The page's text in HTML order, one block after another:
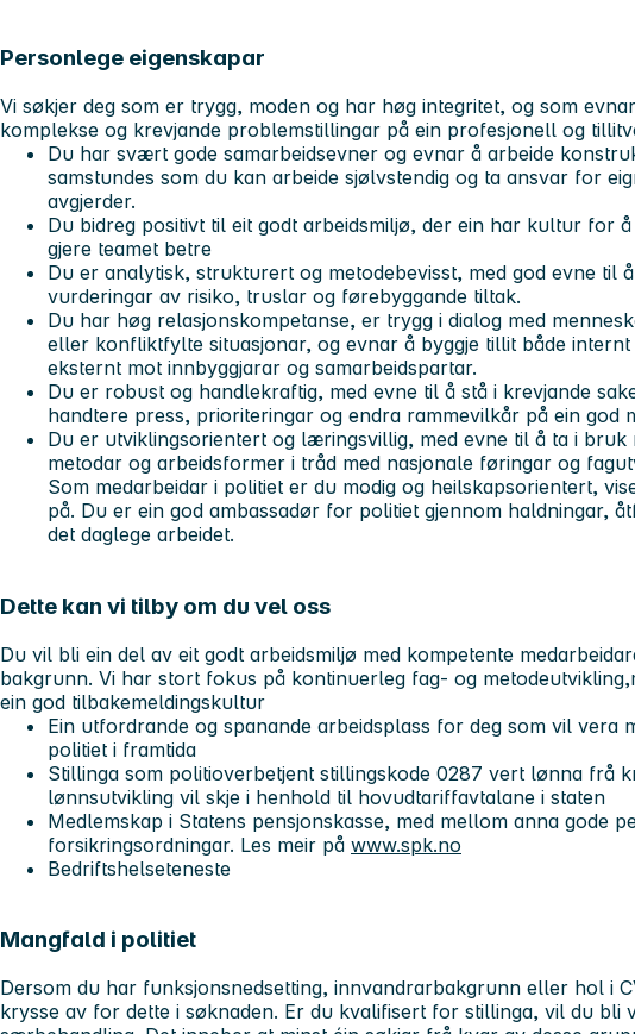
Personlege eigenskapar
Vi søkjer deg som er trygg, moden og har høg integritet, og som
komplekse og krevjande problemstillingar på ein profesjonell og
Du har svært gode samarbeidsevner og evnar å arbeide
samstundes som du kan arbeide sjølvstendig og ta ansvar for
avgjerder.
Du bidreg positivt til eit godt arbeidsmiljø, der ein har kultur for
gjere teamet betre
Du er analytisk, strukturert og metodebevisst, med god evne til
vurderingar av risiko, truslar og førebyggande tiltak.
Du har høg relasjonskompetanse, er trygg i dialog med
eller konfliktfylte situasjonar, og evnar å byggje tillit både internt
eksternt mot innbyggjarar og samarbeidspartar.
Du er robust og handlekraftig, med evne til å stå i krevjande
handtere press, prioriteringar og endra rammevilkår på ein god
Du er utviklingsorientert og læringsvillig, med evne til å ta i bruk
metodar og arbeidsformer i tråd med nasjonale føringar og
Som medarbeidar i politiet er du modig og heilskapsorientert,
på. Du er ein god ambassadør for politiet gjennom haldningar,
det daglege arbeidet.
Dette kan vi tilby om du vel oss
Du vil bli ein del av eit godt arbeidsmiljø med kompetente
bakgrunn. Vi har stort fokus på kontinuerleg fag- og
ein god tilbakemeldingskultur
Ein utfordrande og spanande arbeidsplass for deg som vil vera
politiet i framtida
Stillinga som politioverbetjent stillingskode 0287 vert lønna frå
lønnsutvikling vil skje i henhold til hovudtariffavtalane i staten
Medlemskap i Statens pensjonskasse, med mellom anna gode
forsikringsordningar. Les meir på www.spk.no
Bedriftshelseteneste
Mangfald i politiet
Dersom du har funksjonsnedsetting, innvandrarbakgrunn eller hol i
krysse av for dette i søknaden. Er du kvalifisert for stillinga, vil du bli